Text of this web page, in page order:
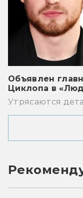
Объявлен
Циклопа в
Утрясаются